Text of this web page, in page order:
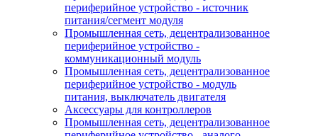
периферийное устройство - источник
питания/сегмент модуля
Промышленная сеть, децентрализованное
периферийное устройство -
коммуникационный модуль
Промышленная сеть, децентрализованное
периферийное устройство - модуль
питания, выключатель двигателя
Аксессуары для контроллеров
Промышленная сеть, децентрализованное